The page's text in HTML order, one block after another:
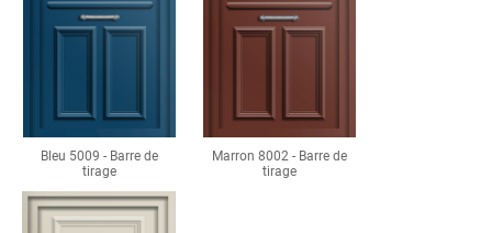
Bleu 5009 - Barre de
tirage
Marron 8002 - Barre de
tirage